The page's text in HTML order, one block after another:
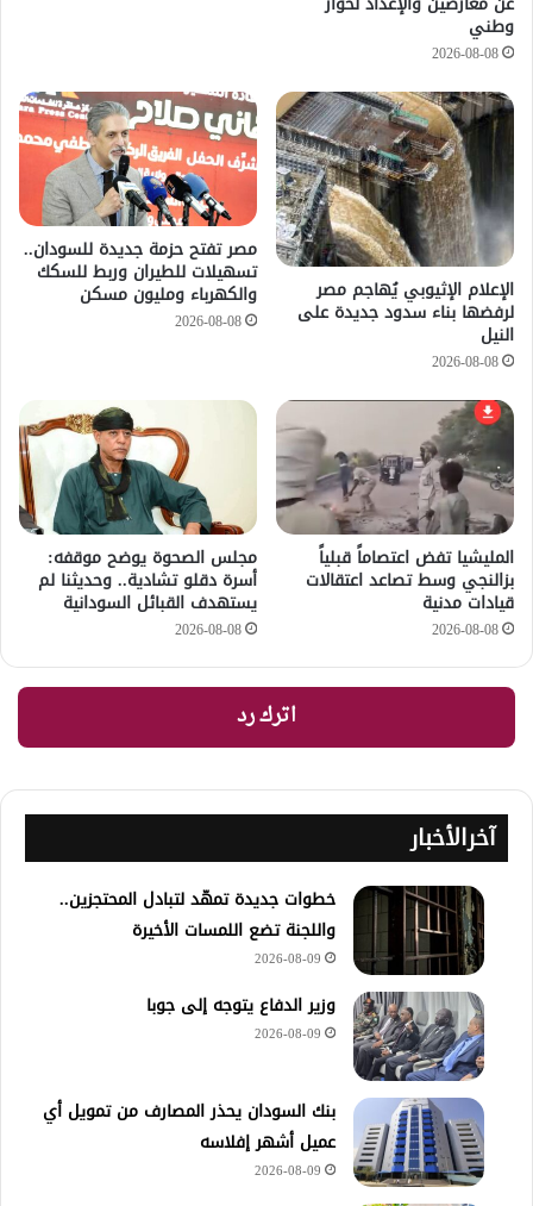
وطني
2026-08-08
الإعلام الإثيوبي يُهاجم مصر
لرفضها بناء سدود جديدة على
النيل
2026-08-08
مصر تفتح حزمة جديدة للسودان..
تسهيلات للطيران وربط للسكك
والكهرباء ومليون مسكن
2026-08-08
المليشيا تفض اعتصاماً قبلياً
بزالنجي وسط تصاعد اعتقالات
قيادات مدنية
2026-08-08
مجلس الصحوة يوضح موقفه:
أسرة دقلو تشادية.. وحديثنا لم
يستهدف القبائل السودانية
2026-08-08
اترك رد
آخرالأخبار
خطوات جديدة تمهّد لتبادل المحتجزين..
واللجنة تضع اللمسات الأخيرة
2026-08-09
وزير الدفاع يتوجه إلى جوبا
2026-08-09
بنك السودان يحذر المصارف من تمويل أي
عميل أشهر إفلاسه
2026-08-09